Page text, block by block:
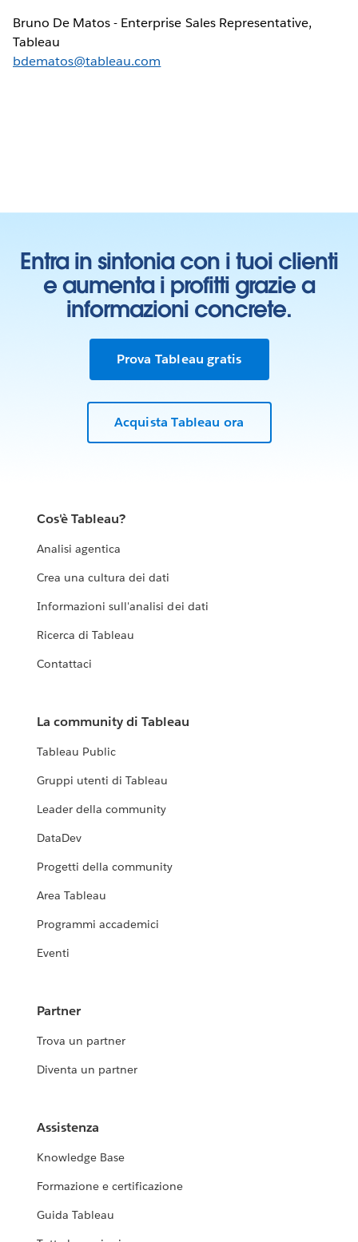
Bruno De Matos - Enterprise Sales Representative,
Tableau
bdematos@tableau.com
Entra in sintonia con i tuoi clienti
e aumenta i profitti grazie a
informazioni concrete.
Prova Tableau gratis
Acquista Tableau ora
Cos'è Tableau?
Analisi agentica
Crea una cultura dei dati
Informazioni sull'analisi dei dati
Ricerca di Tableau
Contattaci
La community di Tableau
Tableau Public
Gruppi utenti di Tableau
Leader della community
DataDev
Progetti della community
Area Tableau
Programmi accademici
Eventi
Partner
Trova un partner
Diventa un partner
Assistenza
Knowledge Base
Formazione e certificazione
Guida Tableau